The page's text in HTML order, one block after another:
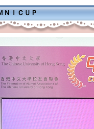
ＮＩＣＵＰ